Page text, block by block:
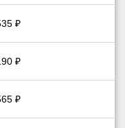
₽
₽
₽